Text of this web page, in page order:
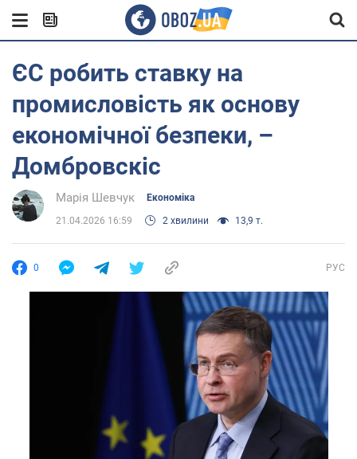
ЄС робить ставку на
промисловість як основу
економічної безпеки, –
Домбровскіс
Марія Шевчук Економіка
21.04.2026 16:59 2 хвилини 13,9 т.
0 РУС